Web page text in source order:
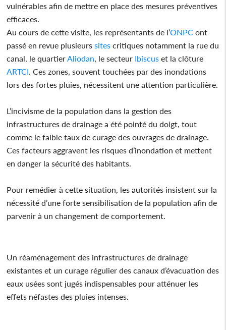
vulnérables afin de mettre en place des mesures préventives
efficaces.
Au cours de cette visite, les représentants de l’ONPC ont
passé en revue plusieurssites critiques notamment la rue du
canal, le quartierAliodan, le secteur Ibiscus et la clôture
ARTCI. Ces zones, souvent touchées par des inondations
lors des fortes pluies, nécessitent une attention particulière.
L’incivisme de la population dans la gestion des
infrastructures de drainage a été pointé du doigt, tout
comme le faible taux de curage des ouvrages de drainage.
Ces facteurs aggravent les risques d’inondation et mettent
en danger la sécurité des habitants.
Pour remédier à cette situation, les autorités insistent sur la
nécessité d’une forte sensibilisation de la population afin de
parvenir à un changement de comportement.
Un réaménagement des infrastructures de drainage
existantes et un curage régulier des canaux d’évacuation des
eaux usées sont jugés indispensables pour atténuer les
effets néfastes des pluies intenses.